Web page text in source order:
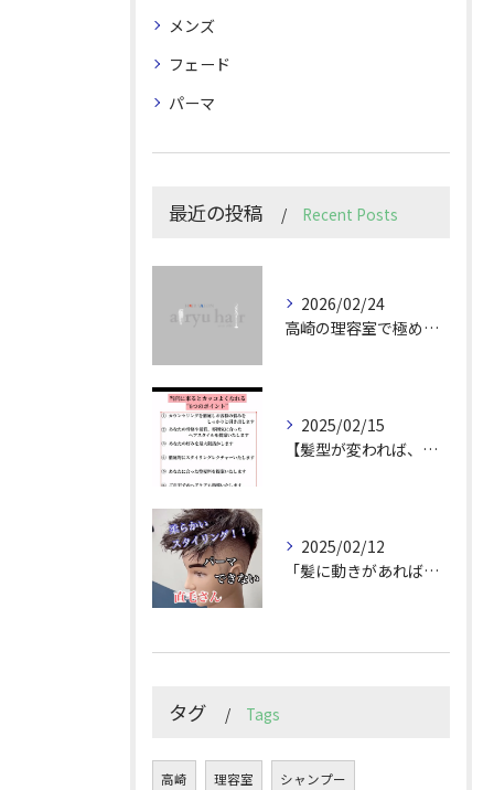
メンズ
フェード
パーマ
最近の投稿 Recent Posts
2026/02/24
高崎の理容室で極めるメンズカット技術
2025/02/15
【髪型が変われば、人生が変わる。
2025/02/12
「髪に動きがあれば印象は変わる！」
タグ Tags
高崎 理容室 シャンプー